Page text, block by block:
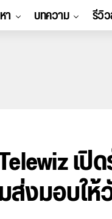
า บทความ รีวิ
เ
งมอบให้